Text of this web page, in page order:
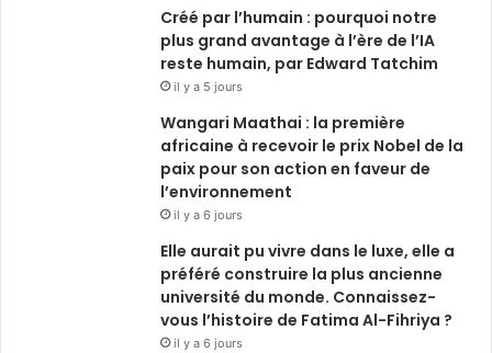
Créé par l’humain : pourquoi notre
plus grand avantage à l’ère de l’IA
reste humain, par Edward Tatchim
il y a 5 jours
Wangari Maathai : la première
africaine à recevoir le prix Nobel de la
paix pour son action en faveur de
l’environnement
il y a 6 jours
Elle aurait pu vivre dans le luxe, elle a
préféré construire la plus ancienne
université du monde. Connaissez-
vous l’histoire de Fatima Al-Fihriya ?
il y a 6 jours